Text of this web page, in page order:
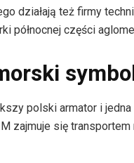
działają też firmy
północnej części
polski armator i
zajmuje się transportem